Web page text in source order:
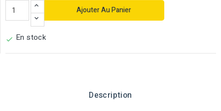
Ajouter Au Panier
 En stock
Description